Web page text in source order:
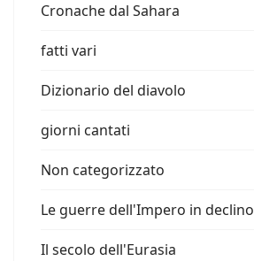
Cronache dal Sahara
fatti vari
Dizionario del diavolo
giorni cantati
Non categorizzato
Le guerre dell'Impero in declino
Il secolo dell'Eurasia